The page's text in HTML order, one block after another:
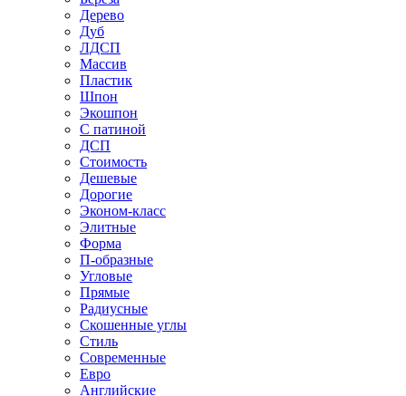
Дерево
Дуб
ЛДСП
Массив
Пластик
Шпон
Экошпон
С патиной
ДСП
Стоимость
Дешевые
Дорогие
Эконом-класс
Элитные
Форма
П-образные
Угловые
Прямые
Радиусные
Скошенные углы
Стиль
Современные
Евро
Английские